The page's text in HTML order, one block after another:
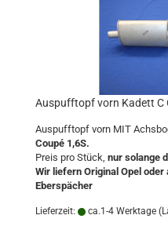
Auspufftopf vorn Kadett C
Auspufftopf vorn MIT
Coupé 1,6S.
Preis pro Stück, nur solange
Wir liefern Original Opel
Eberspächer
Lieferzeit: ca.1-4 Werktage